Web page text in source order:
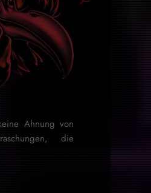
Ahnung von
die